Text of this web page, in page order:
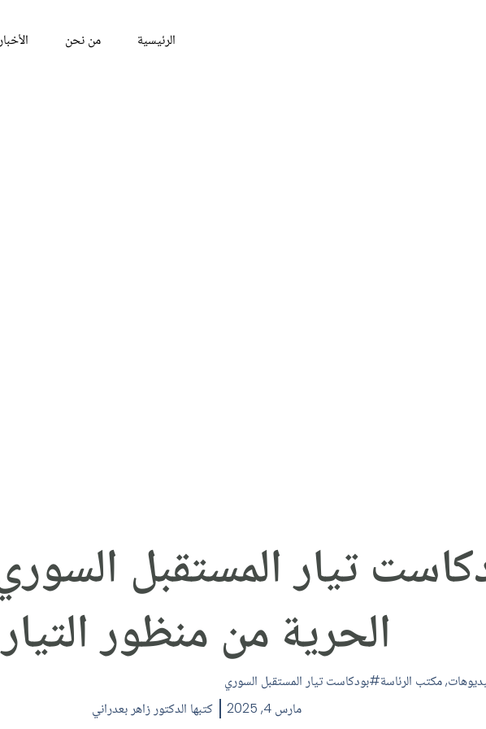
الرئيسية من نحن الأخبار
الحرية من منظور التيار
,مكتب الرئاسة
بودكاست تيار المستقبل السوري
مارس 4, 2025
كتبها الدكتور زاهر بعدراني